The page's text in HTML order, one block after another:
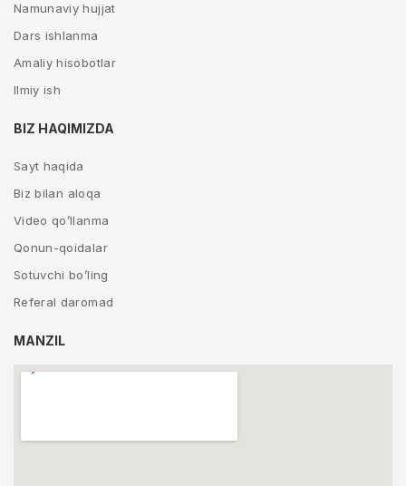
Namunaviy hujjat
Dars ishlanma
Amaliy hisobotlar
Ilmiy ish
BIZ HAQIMIZDA
Sayt haqida
Biz bilan aloqa
Video qo’llanma
Qonun-qoidalar
Sotuvchi bo’ling
Referal daromad
MANZIL